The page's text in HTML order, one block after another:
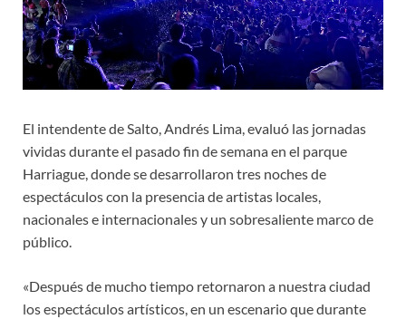
El intendente de Salto, Andrés Lima, evaluó las jornadas
vividas durante el pasado fin de semana en el parque
Harriague, donde se desarrollaron tres noches de
espectáculos con la presencia de artistas locales,
nacionales e internacionales y un sobresaliente marco de
público.
«Después de mucho tiempo retornaron a nuestra ciudad
los espectáculos artísticos, en un escenario que durante